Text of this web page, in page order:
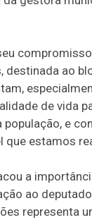
destinada ao
de vida
e
que estamos
a
ao